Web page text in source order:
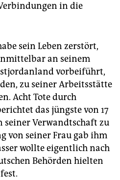
in die
sein Leben zerstört,
an seinem
vorbeiführt,
zu seiner Arbeitsstätte
Acht Tote durch
das jüngste von 17
Verwandtschaft zu
von seiner Frau gab ihm
wollte eigentlich nach
Behörden hielten